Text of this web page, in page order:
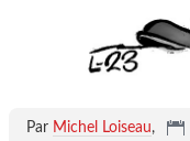
Par Michel Loiseau,